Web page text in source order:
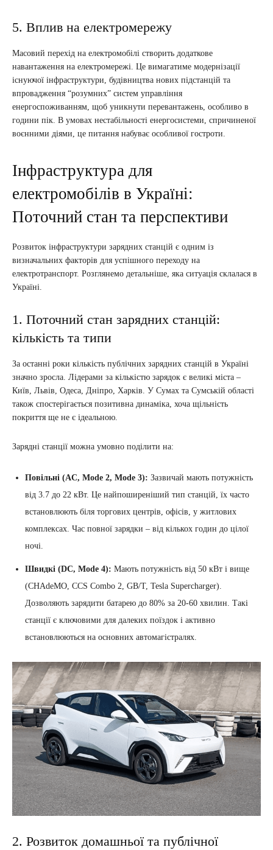
5. Вплив на електромережу
Масовий перехід на електромобілі створить додаткове
навантаження на електромережі. Це вимагатиме модернізації
існуючої інфраструктури, будівництва нових підстанцій та
впровадження “розумних” систем управління
енергоспоживанням, щоб уникнути перевантажень, особливо в
години пік. В умовах нестабільності енергосистеми, спричиненої
воєнними діями, це питання набуває особливої гостроти.
Інфраструктура для
електромобілів в Україні:
Поточний стан та перспективи
Розвиток інфраструктури зарядних станцій є одним із
визначальних факторів для успішного переходу на
електротранспорт. Розглянемо детальніше, яка ситуація склалася в
Україні.
1. Поточний стан зарядних станцій:
кількість та типи
За останні роки кількість публічних зарядних станцій в Україні
значно зросла. Лідерами за кількістю зарядок є великі міста –
Київ, Львів, Одеса, Дніпро, Харків. У Сумах та Сумській області
також спостерігається позитивна динаміка, хоча щільність
покриття ще не є ідеальною.
Зарядні станції можна умовно поділити на:
Повільні (AC, Mode 2, Mode 3): Зазвичай мають потужність
від 3.7 до 22 кВт. Це найпоширеніший тип станцій, їх часто
встановлюють біля торгових центрів, офісів, у житлових
комплексах. Час повної зарядки – від кількох годин до цілої
ночі.
Швидкі (DC, Mode 4): Мають потужність від 50 кВт і вище
(CHAdeMO, CCS Combo 2, GB/T, Tesla Supercharger).
Дозволяють зарядити батарею до 80% за 20-60 хвилин. Такі
станції є ключовими для далеких поїздок і активно
встановлюються на основних автомагістралях.
2. Розвиток домашньої та публічної